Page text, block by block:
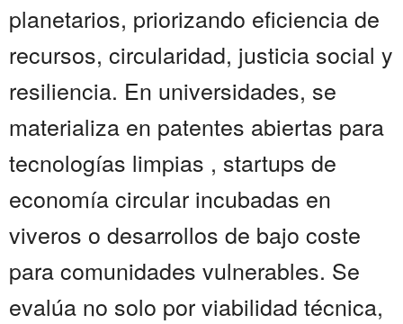
planetarios, priorizando eficiencia de
recursos, circularidad, justicia social y
resiliencia. En universidades, se
materializa en patentes abiertas para
tecnologías limpias , startups de
economía circular incubadas en
viveros o desarrollos de bajo coste
para comunidades vulnerables. Se
evalúa no solo por viabilidad técnica,